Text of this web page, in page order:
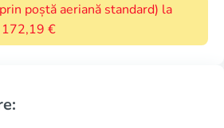
poștă aeriană standard) la
172,19 €